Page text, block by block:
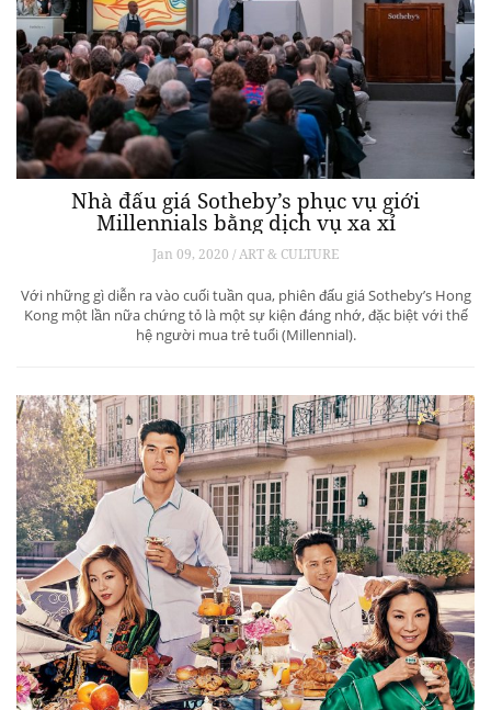
Nhà đấu giá Sotheby’s phục vụ giới
Millennials bằng dịch vụ xa xỉ
Jan 09, 2020 / ART & CULTURE
Với những gì diễn ra vào cuối tuần qua, phiên đấu giá Sotheby’s Hong
Kong một lần nữa chứng tỏ là một sự kiện đáng nhớ, đặc biệt với thế
hệ người mua trẻ tuổi (Millennial).